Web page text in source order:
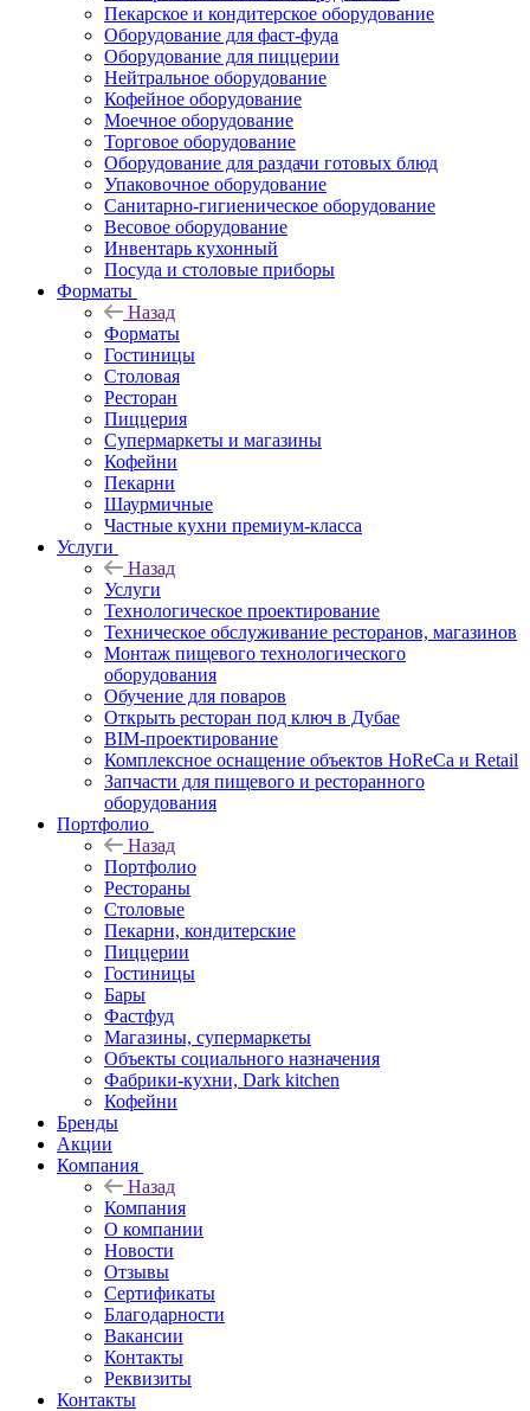
Пекарское и кондитерское оборудование
Оборудование для фаст-фуда
Оборудование для пиццерии
Нейтральное оборудование
Кофейное оборудование
Моечное оборудование
Торговое оборудование
Оборудование для раздачи готовых блюд
Упаковочное оборудование
Санитарно-гигиеническое оборудование
Весовое оборудование
Инвентарь кухонный
Посуда и столовые приборы
Форматы
Назад
Форматы
Гостиницы
Столовая
Ресторан
Пиццерия
Супермаркеты и магазины
Кофейни
Пекарни
Шаурмичные
Частные кухни премиум-класса
Услуги
Назад
Услуги
Технологическое проектирование
Техническое обслуживание ресторанов, магазинов
Монтаж пищевого технологического
оборудования
Обучение для поваров
Открыть ресторан под ключ в Дубае
BIM-проектирование
Комплексное оснащение объектов HoReCa и Retail
Запчасти для пищевого и ресторанного
оборудования
Портфолио
Назад
Портфолио
Рестораны
Столовые
Пекарни, кондитерские
Пиццерии
Гостиницы
Бары
Фастфуд
Магазины, супермаркеты
Объекты социального назначения
Фабрики-кухни, Dark kitchen
Кофейни
Бренды
Акции
Компания
Назад
Компания
О компании
Новости
Отзывы
Сертификаты
Благодарности
Вакансии
Контакты
Реквизиты
Контакты